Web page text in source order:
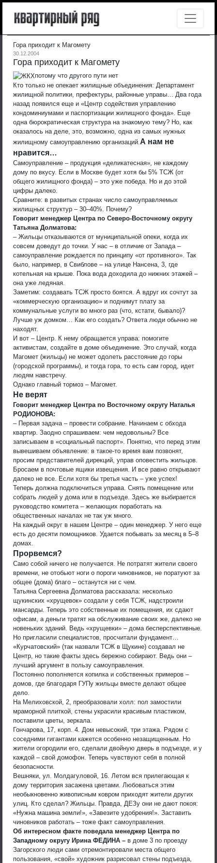
Гора приходит к Магомету
30.12.2004
Гора приходит к Магомету
потому что другого пути нет
Кто только не опекает жилищные объединения: Департамент
жилищной политики, префектуры, районные управы… Два года
назад появился еще и «Центр содействия управлению
кондоминиумами и паспортизации жилищного фонда». Еще
одна бюрократическая структура на знакомую тему? Но, как
оказалось на деле, это, возможно, одна из самых нужных
жилищному самоуправлению организаций. А нам не
нравится…
Самоуправление – продукция «деликатесная», не каждому
дому по вкусу. Если в Москве будет хотя бы 5% ТСЖ (от
общего жилищного фонда) – это уже победа. Но и до этой
цифры далеко.
Сравните: в развитых странах число самоуправляемых
жилищных структур – 30–40%. Почему?
Говорит менеджер Центра по Северо-Восточному округу
Татьяна Долматова:
– Жильцы отказываются от муниципальной опеки, когда их
совсем доведут до точки. У нас – в отличие от Запада –
самоуправление рождается по принципу «от противного». Так
было, например, в Свиблове – на улице Нансена, 3, где
котельная на крыше. Пока вода доходила до нижних этажей –
она уже ледяная.
Заметим: создавать ТСЖ просто боятся. А вдруг их сочтут за
«коммерческую организацию» и поднимут плату за
коммунальные услуги во много раз (что, кстати, бывало)?
Лучше уж домком… Как его создать? Ответа люди обычно не
находят.
И вот – Центр. К нему обращается управа: помогите
активистам, создайте в доме объединение. Это случай, когда
Магомет (жильцы) не может одолеть расстояние до горы
(городской программы), и тогда гора, то есть сам город, идет
людям навстречу.
Однако главный тормоз – Магомет.
Не верят
Говорит менеджер Центра по Восточному округу Наталья
РОДИОНОВА:
– Первая задача – провести собрание. Начинаем с обхода
квартир. Заодно спрашиваем: чем недовольны? Все
записываем в «социальный паспорт». Понятно, что перед этим
вывешиваем объявление: в такое-то время вам позвонят,
просим представителей дирекций, управ оповестить жильцов.
Бросаем в почтовые ящики извещения. И все равно открывают
далеко не все. Если хотя бы третья часть – уже успех!
Теперь должна подключиться управа. Снять помещение или
собрать людей у дома или в подъезде. Здесь же выбирается
руководство комитета – желающих поработать на
общественных началах не так уж много.
На каждый округ в нашем Центре – один менеджер. У него еще
есть до десяти помощников. Удается побывать за месяц в 5–8
домах.
Прорвемся?
Само собой ничего не получается. Не потратят жители своего
времени, не отобьют ноги о пороги чиновников, не поратуют за
общее (дома) благо – останутся ни с чем.
Татьяна Сергеевна Долматова рассказала: несколько
щукинских «хрущевок» создали у себя ТСЖ, надстроили
мансарды. Теперь это собственные их помещения, их сдают
офисам, а деньги тратят на обслуживание своих же, далеко не
новеньких зданий. Ведь «хрущевки» – дома бесперспективные.
Но пригласили специалистов, просчитали фундамент…
«Курчатовский» (так назвали ТСЖ в Щукине) создавал не
Центр, но такие факты здесь бережно собирают. Ведь они –
лучший аргумент в пользу самоуправления.
Постоянно пополняется копилка и собственных примеров –
домов, где благодаря ГУПу жильцы вместе делают общее
дело.
На Мелиховской, 2, преобразовали холл: пол замостили
мраморной плиткой, стены украсили красивым пластиком,
поставили цветы, зеркала.
Гончарова, 17, корп. 4. Дом невысокий, три этажа. Рядом с
соседними гигантами кажется особенно незащищенным. Но
жители огородили его, сделали двойную дверь в подъезде, и у
каждой – свой домофон. Теперь чувствуют себя в полной
безопасности.
Вешняки, ул. Молдагуловой, 16. Летом вся прилегающая к
дому территория засажена цветами. Любоваться этим
необыкновенно живописным ковром приходят жители других
улиц. Кто сделал? Жильцы. Правда, ДЕЗу они не дают покоя:
«Нужна машина земли!», «Завезите удобрения!». Заставить
чиновников работать – тоже факт самоуправления.
Об интересном факте поведала менеджер Центра по
Западному округу Ирина ФЕДИНА – в доме 3 по проезду
Загорского люди сами отремонтировали места общего
пользования, «свой» художник разрисовал стены подъезда,